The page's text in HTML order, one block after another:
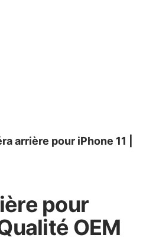
arrière pour iPhone 11 |
pour
OEM